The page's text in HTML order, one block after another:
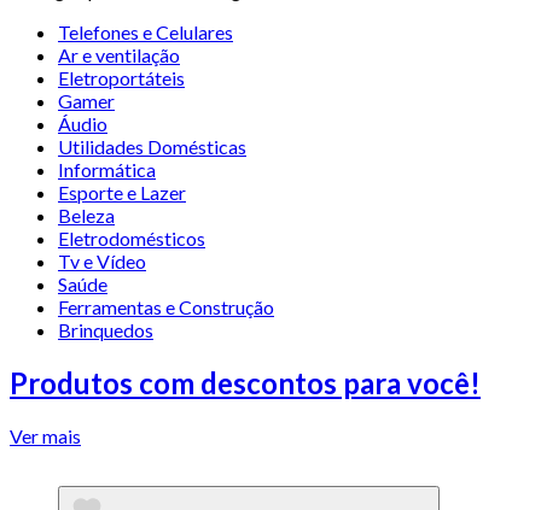
Telefones e Celulares
Ar e ventilação
Eletroportáteis
Gamer
Áudio
Utilidades Domésticas
Informática
Esporte e Lazer
Beleza
Eletrodomésticos
Tv e Vídeo
Saúde
Ferramentas e Construção
Brinquedos
Produtos com descontos para você!
Ver mais